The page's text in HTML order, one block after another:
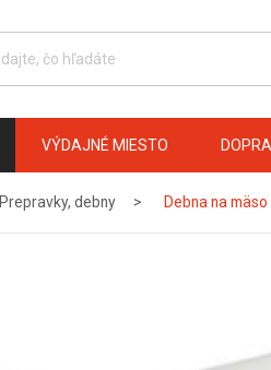
VÝDAJNÉ MIESTO
Prepravky, debny Debna na